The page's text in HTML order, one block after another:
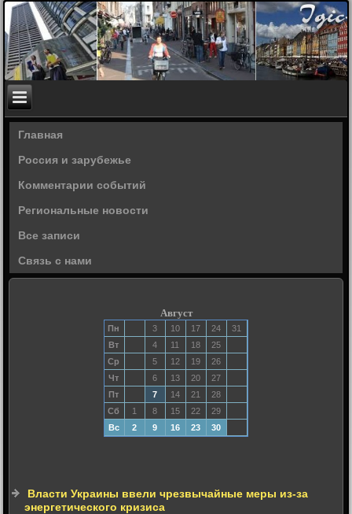
Главная
Россия и зарубежье
Комментарии событий
Региональные новости
Все записи
Связь с нами
Август
Пн 3 10 17 24
31
Вт
4 11 18
25
Ср
5 12 19
26
Чт
6 13 20
27
Пт
7 14 21
28
Сб
1 8 15 22
29
Вс
2 9 16 23 30
Власти Украины ввели чрезвычайные меры из-за
энергетического кризиса